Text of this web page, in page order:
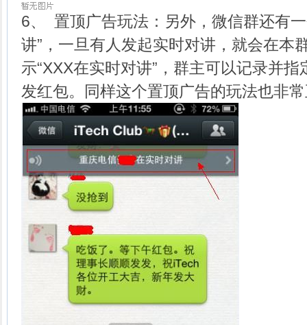
6、 置顶广告玩法：另外，微信群还有
讲”，一旦有人发起实时对讲，就会在本
示“XXX在实时对讲”，群主可以记录并
发红包。同样这个置顶广告的玩法也非